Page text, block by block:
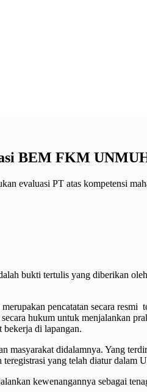
BEM FKM
evaluasi PT atas kompetensi
bukti tertulis yang diberikan
pencatatan secara
hukum untuk menjalankan
bekerja di lapangan.
didalamnya. Yang
yang telah diatur dalam
kewenangannya sebagai